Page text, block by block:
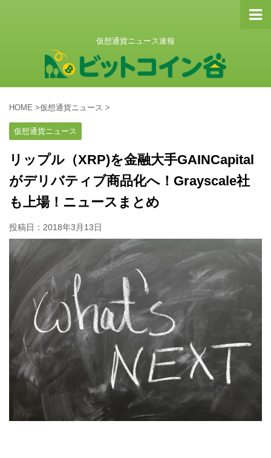
仮想通貨ニュース速報
HOME >仮想通貨ニュース >
仮想通貨ニュース
リップル（XRP)を金融大手GAINCapital
がデリバティブ商品化へ！Grayscale社
も上場！ニュースまとめ
投稿日： 2018年3月13日